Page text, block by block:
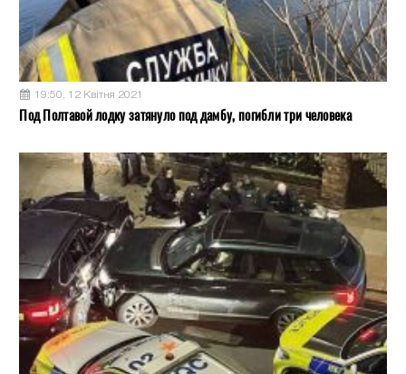
19:50, 12 Квітня 2021
Под Полтавой лодку затянуло под дамбу, погибли три человека